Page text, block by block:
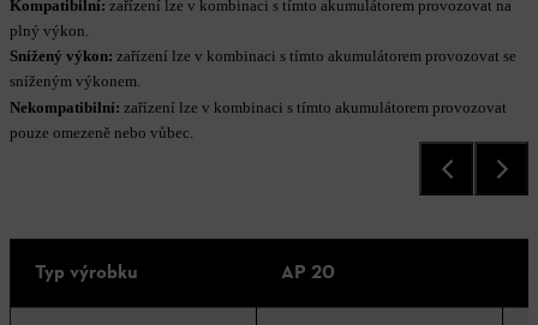
Kompatibilní: zařízení lze v kombinaci s tímto akumulátorem provozovat na
plný výkon.
Snížený výkon: zařízení lze v kombinaci s tímto akumulátorem provozovat se
sníženým výkonem.
Nekompatibilní: zařízení lze v kombinaci s tímto akumulátorem provozovat
pouze omezeně nebo vůbec.
Typ výrobku AP 20